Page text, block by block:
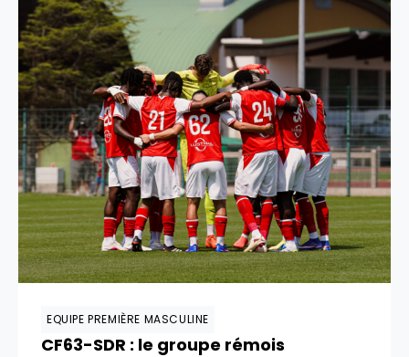
EQUIPE PREMIÈRE MASCULINE
CF63-SDR : le groupe rémois